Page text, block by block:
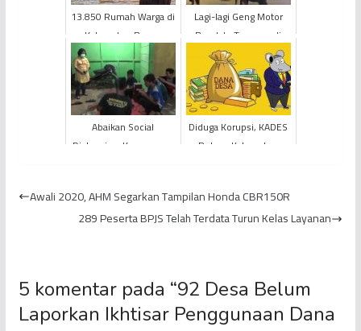
13.850 Rumah Warga di
Kabupaten Bungo
Terendam Banjir
Lagi-lagi Geng Motor
Berulah, Tawuran di
Kabupaten Bungo Bikin
Warga Panik
Abaikan Social
Distancing, Kerumunan
Diduga Korupsi, KADES
Rukam Kabupaten
Awali 2020, AHM Segarkan Tampilan Honda CBR150R
289 Peserta BPJS Telah Terdata Turun Kelas Layanan
5 komentar pada “92 Desa Belum
Laporkan Ikhtisar Penggunaan Dana